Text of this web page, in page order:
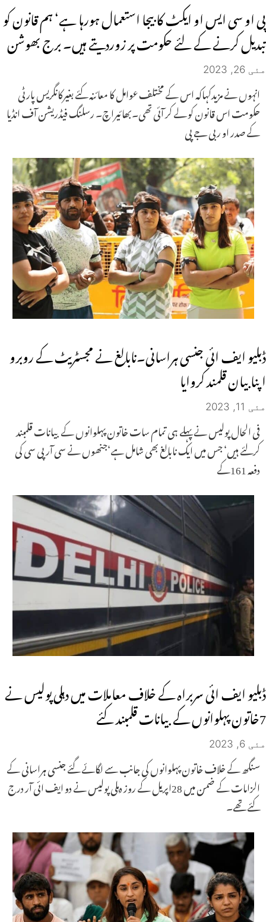
پی او سی ایس او ایکٹ کابیجا استعمال ہورہا ہے‘ ہم قانون کو
تبدیل کرنے کے لئے حکومت پر زوردیتے ہیں۔ برج بھوشن
مئی 26, 2023
انہوں نے مزیدکہاکہ اس کے مختلف عوامل کا معائنہ کئے بغیرکانگریس پارٹی
حکومت اس قانون کو لے کر آئی تھی۔بھائیراچ۔ رسلنگ فیڈریشن آف انڈیا
کے صدر او ربی جے پی
ڈبلیو ایف ائی جنسی ہراسانی۔نابالغ نے مجسٹریٹ کے روبرو
اپنابیان قلمند کروایا
مئی 11, 2023
فی الحال پولیس نے پہلے ہی تمام سات خاتون پہلوانوں کے بیانات قلمبند
کرلئے ہیں‘ جس میں ایک نابالغ بھی شامل ہے‘جنھوں نے سی آر پی سی کی
دفعہ 161کے
ڈبلیو ایف ائی سربراہ کے خلاف معاملات میں دہلی پولیس نے
7خاتون پہلوانوں کے بیانات قلمبند کئے
مئی 6, 2023
سنگھ کے خلاف خاتون پہلوانوں کی جانب سے لگائے گئے جنسی ہراسانی کے
الزامات کے ضمن میں 28اپریل کے روز دہلی پولیس نے دو ایف ائی آر درج
کئے تھے۔